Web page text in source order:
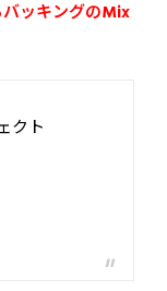
ッキングのMix
クト